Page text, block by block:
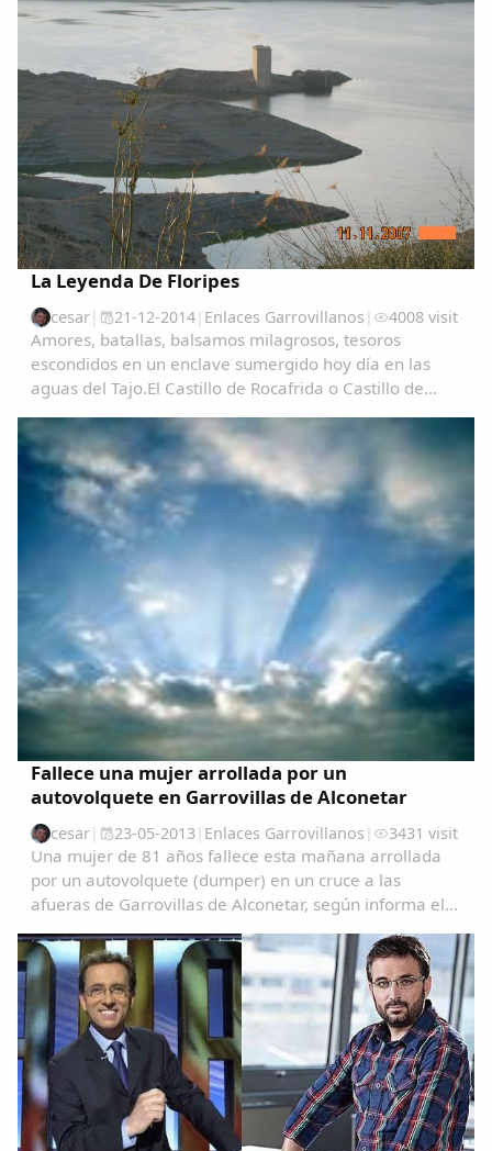
La Leyenda De Floripes
cesar| 21-12-2014| Enlaces Garrovillanos | 4008 visit
Amores, batallas, balsamos milagrosos, tesoros
escondidos en un enclave sumergido hoy día en las
aguas del Tajo.El Castillo de Rocafrida o Castillo de
Floripes es una fortaleza, de estilo gótico, construida
sobre los restos de otra romana anterior...
Fallece una mujer arrollada por un
autovolquete en Garrovillas de Alconetar
cesar| 23-05-2013| Enlaces Garrovillanos | 3431 visit
Una mujer de 81 años fallece esta mañana arrollada
por un autovolquete (dumper) en un cruce a las
afueras de Garrovillas de Alconetar, según informa el
servicio de emergencias 112 de Extremadura.El
accidente se ha producido a las 9.30 de la mañana
en...